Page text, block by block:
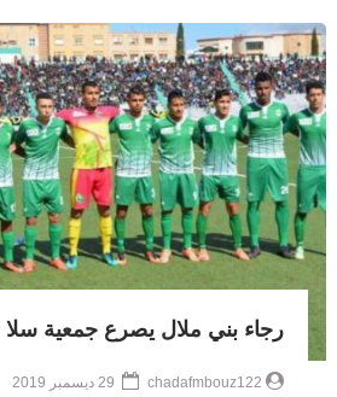
رجاء بني ملال يصرع جمعية سلا
chadafmbouz122